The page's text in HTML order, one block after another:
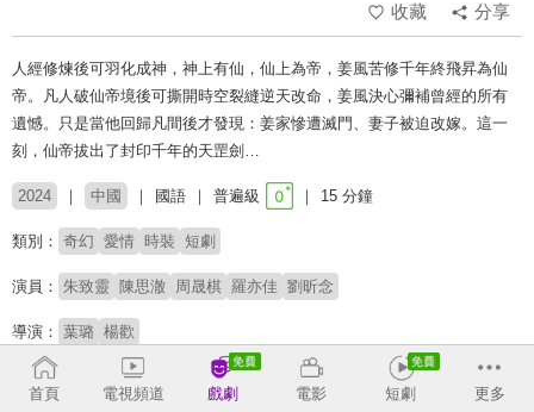
收藏
分享
人經修煉後可羽化成神，神上有仙，仙上為帝，姜風苦修千年終飛昇為仙
帝。凡人破仙帝境後可撕開時空裂縫逆天改命，姜風決心彌補曾經的所有
遺憾。只是當他回歸凡間後才發現：姜家慘遭滅門、妻子被迫改嫁。這一
刻，仙帝拔出了封印千年的天罡劍…
2024 中國 國語 普遍級 15 分鐘
類別： 奇幻 愛情 時裝 短劇
演員： 朱致靈 陳思澈 周晟棋 羅亦佳 劉昕念
導演： 葉璐 楊歡
# 短劇 # 短劇推薦# 熱門短劇
# 免費短劇
首頁
電視頻道 戲劇 電影 短劇 更多